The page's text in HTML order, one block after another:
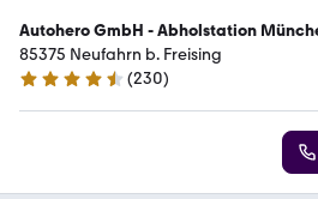
Autohero GmbH - Abholstation
85375 Neufahrn b. Freising
4.4 Sterne
(230)